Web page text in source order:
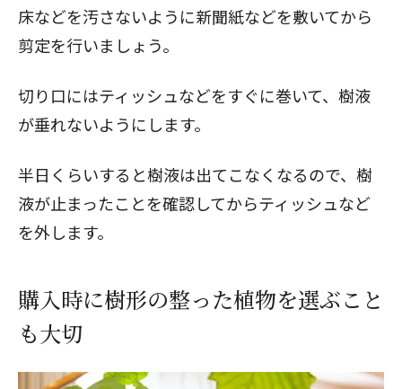
床などを汚さないように新聞紙などを敷いてから
剪定を行いましょう。
切り口にはティッシュなどをすぐに巻いて、樹液
が垂れないようにします。
半日くらいすると樹液は出てこなくなるので、樹
液が止まったことを確認してからティッシュなど
を外します。
購入時に樹形の整った植物を選ぶこと
も大切